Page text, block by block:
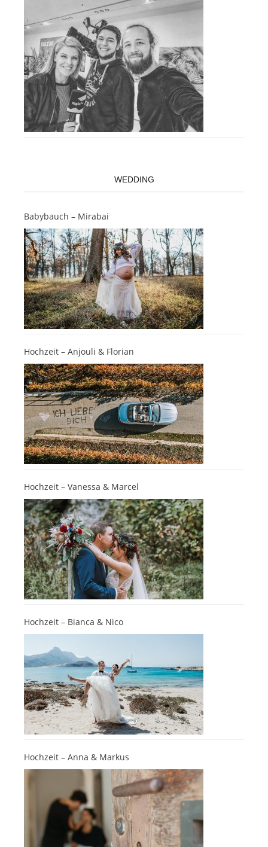
WEDDING
Babybauch – Mirabai
Hochzeit – Anjouli & Florian
Hochzeit – Vanessa & Marcel
Hochzeit – Bianca & Nico
Hochzeit – Anna & Markus